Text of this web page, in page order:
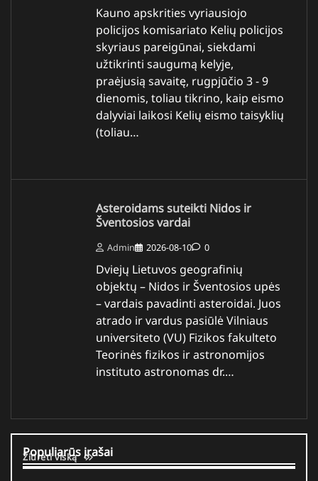
Kauno apskrities vyriausiojo
policijos komisariato Kelių policijos
skyriaus pareigūnai, siekdami
užtikrinti saugumą kelyje,
praėjusią savaitę, rugpjūčio 3 - 9
dienomis, toliau tikrino, kaip eismo
dalyviai laikosi Kelių eismo taisyklių
(toliau…
Asteroidams suteikti Nidos ir
Šventosios vardai
Admin 2026-08-10 0
Dviejų Lietuvos geografinių
objektų – Nidos ir Šventosios upės
– vardais pavadinti asteroidai. Juos
atrado ir vardus pasiūlė Vilniaus
universiteto (VU) Fizikos fakulteto
Teorinės fizikos ir astronomijos
instituto astronomas dr.…
Populiarūs įrašai
Žiūrėti viską